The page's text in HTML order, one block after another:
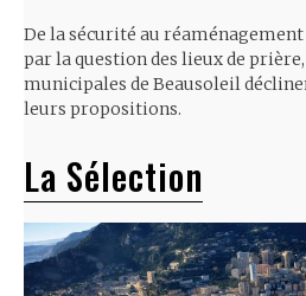
De la sécurité au réaménagement
par la question des lieux de
municipales de Beausoleil
leurs propositions.
La Sélection